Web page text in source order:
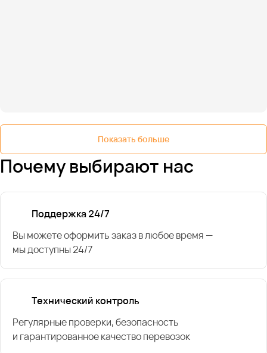
Показать больше
Почему выбирают нас
Поддержка 24/7
Вы можете оформить заказ в любое время —
мы доступны 24/7
Технический контроль
Регулярные проверки, безопасность
и гарантированное качество перевозок